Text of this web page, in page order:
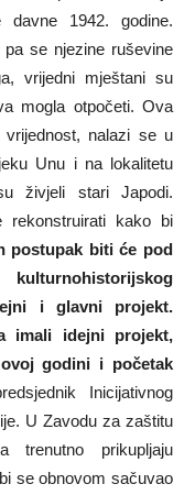
davne 1942. godine.
se njezine ruševine
vrijedni mještani su
mogla otpočeti. Ova
vrijednost, nalazi se u
Unu i na lokalitetu
živjeli stari Japodi.
kako bi
postupak biti će pod
i glavni projekt.
imali idejni projekt,
godini i početak
Inicijativnog
U Zavodu za zaštitu
trenutno prikupljaju
se obnovom sačuvao